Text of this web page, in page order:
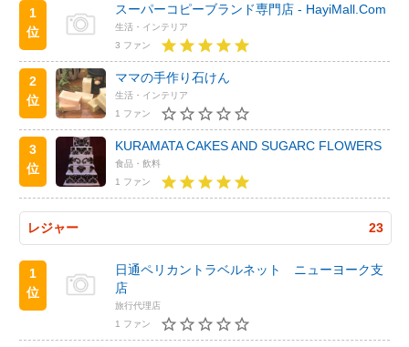
1
位
スーパーコピーブランド専門店 - HayiMall.Com
生活・インテリア
3 ファン
2
位
ママの手作り石けん
生活・インテリア
1 ファン
3
位
KURAMATA CAKES AND SUGARC FLOWERS
食品・飲料
1 ファン
レジャー 23
1
位
日通ペリカントラベルネット ニューヨーク支
店
旅行代理店
1 ファン